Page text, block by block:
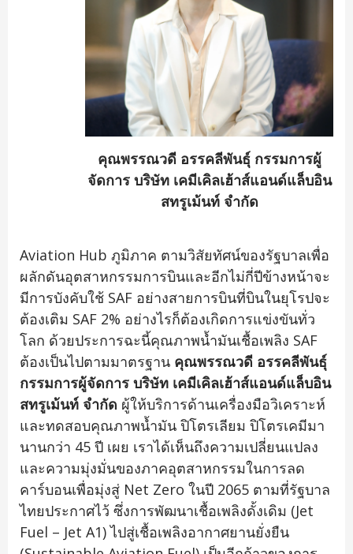
คุณพรรณวดี อรรคลีพันธุ์ กรรมการผู้
จัดการ บริษัท เคมีเคิลเฮ้าส์แอนด์แล็บอิน
สทรูเม้นท์ จำกัด
Aviation Hub ภูมิภาค ตามวิสัยทัศน์ของรัฐบาลเพื่อ
ผลักดันอุตสาหกรรมการบินและอีกไม่กี่ปีข้างหน้าจะ
มีการบังคับใช้ SAF อย่างสายการบินที่บินในยุโรปจะ
ต้องเติม SAF 2% อย่างไรก็ต้องเกิดการแข่งขันทั่ว
โลก ด้วยประการฉะนี้คุณภาพน้ำมันเชื้อเพลิง SAF
ต้องเป็นไปตามมาตรฐาน คุณพรรณวดี อรรคลีพันธุ์
กรรมการผู้จัดการ บริษัท เคมีเคิลเฮ้าส์แอนด์แล็บอิน
สทรูเม้นท์ จำกัด ผู้ให้บริการด้านเครื่องมือวิเคราะห์
และทดสอบคุณภาพน้ำมัน ปิโตรเลียม ปิโตรเคมีมา
นานกว่า 45 ปี เผย เราได้เห็นถึงความเปลี่ยนแปลง
และความมุ่งมั่นของภาคอุตสาหกรรมในการลด
คาร์บอนเพื่อมุ่งสู่ Net Zero ในปี 2065 ตามที่รัฐบาล
ไทยประกาศไว้ ซึ่งการพัฒนาเชื้อเพลิงดั้งเดิม (Jet
Fuel – Jet A1) ไปสู่เชื้อเพลิงอากาศยานยั่งยืน